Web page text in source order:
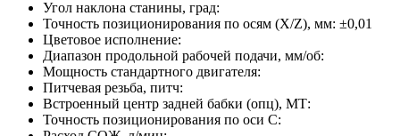
Угол наклона станины, град:
Точность позиционирования по осям (X/Z), мм: ±0,01
Цветовое исполнение:
Диапазон продольной рабочей подачи, мм/об:
Мощность стандартного двигателя:
Питчевая резьба, питч:
Встроенный центр задней бабки (опц), МТ:
Точность позиционирования по оси C: